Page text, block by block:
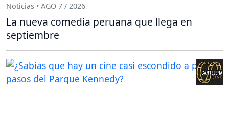
Noticias • AGO 7 / 2026
La nueva comedia peruana que llega en
septiembre